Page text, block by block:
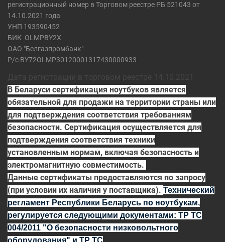
регистрационный номер в Торговом реестре РБ 521043 от
14.10.2021 года
УНП 193590452
БИК OLMPBY2X
ОАО "Белгазпромбанк"
Р/с BY72OLMP30120001317430000933
В Беларуси сертификация ноутбуков является
обязательной для продажи на территории страны или
для подтверждения соответствия требованиям
безопасности. Сертификация осуществляется для
подтверждения соответствия техники
установленным нормам, включая безопасность и
электромагнитную совместимость.
Данные сертификаты предоставляются по запросу
(при условии их наличия у поставщика). Технический
регламент Республики Беларусь по ноутбукам,
регулируется следующими документами: ТР ТС
004/2011 "О безопасности низковольтного